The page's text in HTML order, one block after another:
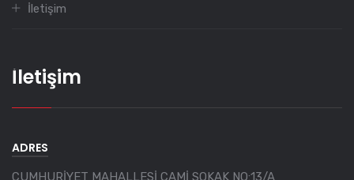
İletişim
İletişim
ADRES
CUMHURİYET MAHALLESİ CAMİ SOKAK NO:13/A